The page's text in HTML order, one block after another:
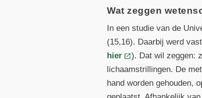
Wat zeggen
In een studie van de
(15,16). Daarbij werd
hier
). Dat wil zeggen:
lichaamstrillingen. De
hand worden gehouden,